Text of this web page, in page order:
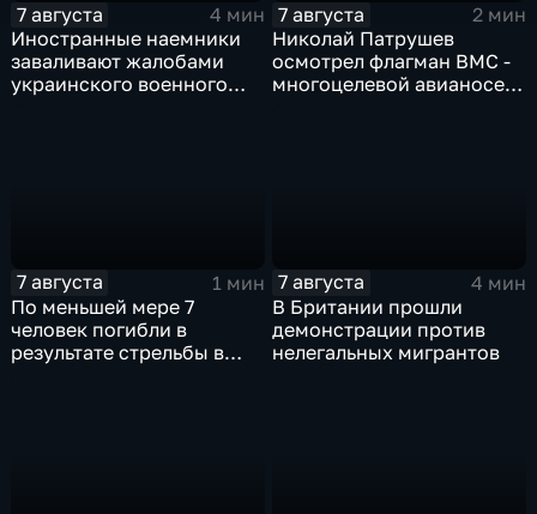
7 августа
4 мин
Иностранные наемники
заваливают жалобами
украинского военного
7 августа
2 мин
Николай Патрушев
осмотрел флагман ВМС -
многоцелевой авианосец
7 августа
1 мин
По меньшей мере 7
человек погибли в
результате стрельбы в
7 августа
4 мин
В Британии прошли
демонстрации против
нелегальных мигрантов